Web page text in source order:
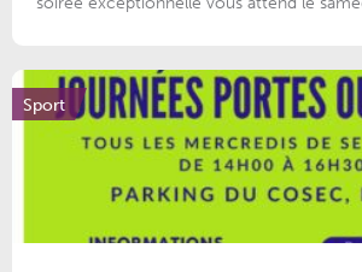
Sport